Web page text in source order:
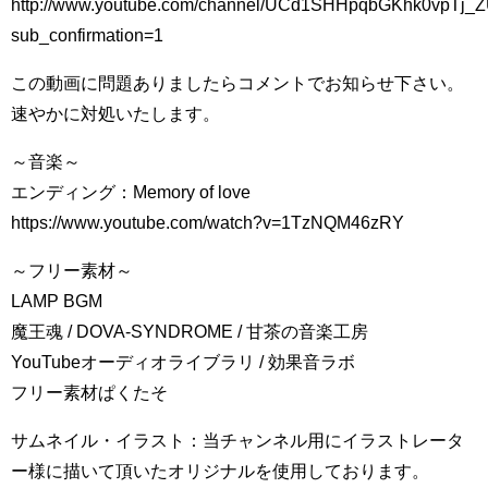
http://www.youtube.com/channel/
sub_confirmation=1
この動画に問題ありましたらコメントでお知らせ下さい。
速やかに対処いたします。
～音楽～
エンディング：Memory of love
https://www.youtube.com/watch?v=1TzNQM46zRY
～フリー素材～
LAMP BGM
魔王魂 / DOVA-SYNDROME / 甘茶の音楽工房
YouTubeオーディオライブラリ / 効果音ラボ
フリー素材ぱくたそ
サムネイル・イラスト：当チャンネル用にイラストレータ
ー様に描いて頂いたオリジナルを使用しております。